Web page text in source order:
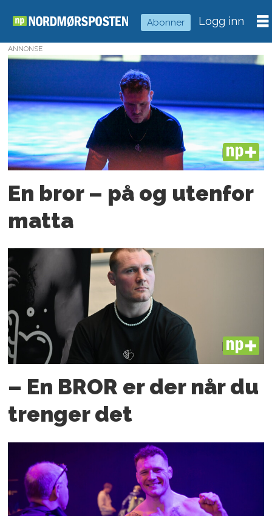
Abonner Logg inn
Tag:
felix
baldauf
ANNONSE
PLUS
En bror – på og utenfor
matta
PLUS
– En BROR er der når du
trenger det